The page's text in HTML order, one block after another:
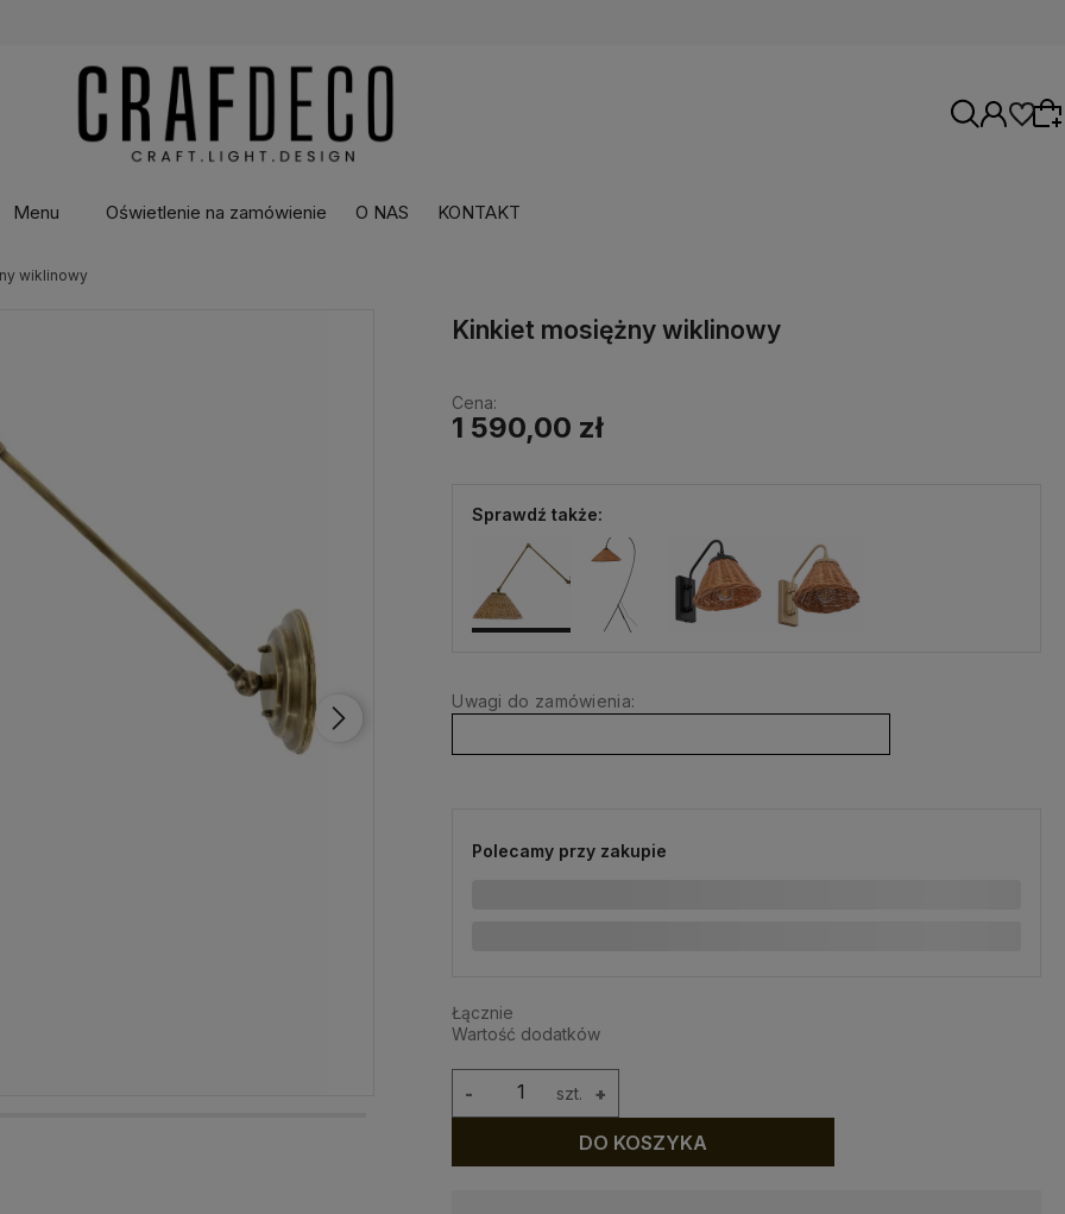
oferty lub zaloguj się, aby przywrócić dodane
produkty do listy z poprzedniej sesji.
Menu Oświetlenie na zamówienie O NAS KONTAKT
wiklinowy
Kinkiet mosiężny wiklinowy
Cena:
1 590,00 zł
Sprawdź także:
Uwagi do zamówienia:
Polecamy przy zakupie
Łącznie
Wartość dodatków
szt. +
-
DO KOSZYKA